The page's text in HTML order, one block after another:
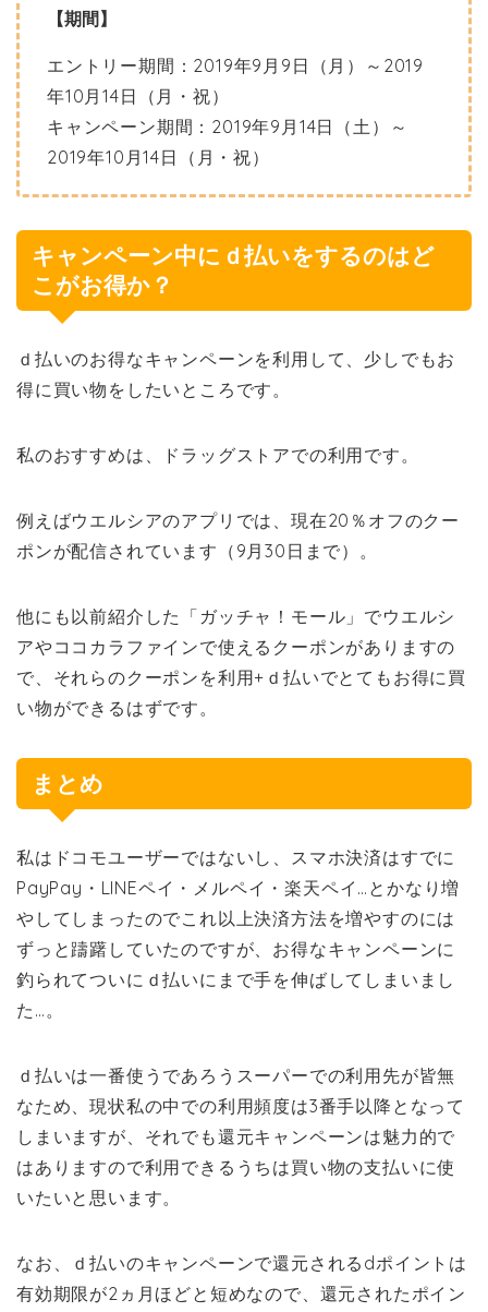
【期間】
エントリー期間：2019年9月9日（月）～2019
年10月14日（月・祝）
キャンペーン期間：2019年9月14日（土）～
2019年10月14日（月・祝）
キャンペーン中にｄ払いをするのはど
こがお得か？
ｄ払いのお得なキャンペーンを利用して、少しでもお
得に買い物をしたいところです。
私のおすすめは、ドラッグストアでの利用です。
例えばウエルシアのアプリでは、現在20％オフのクー
ポンが配信されています（9月30日まで）。
他にも以前紹介した「ガッチャ！モール」でウエルシ
アやココカラファインで使えるクーポンがありますの
で、それらのクーポンを利用+ｄ払いでとてもお得に買
い物ができるはずです。
まとめ
私はドコモユーザーではないし、スマホ決済はすでに
PayPay・LINEペイ・メルペイ・楽天ペイ…とかなり増
やしてしまったのでこれ以上決済方法を増やすのには
ずっと躊躇していたのですが、お得なキャンペーンに
釣られてついにｄ払いにまで手を伸ばしてしまいまし
た…。
ｄ払いは一番使うであろうスーパーでの利用先が皆無
なため、現状私の中での利用頻度は3番手以降となって
しまいますが、それでも還元キャンペーンは魅力的で
はありますので利用できるうちは買い物の支払いに使
いたいと思います。
なお、ｄ払いのキャンペーンで還元されるdポイントは
有効期限が2ヵ月ほどと短めなので、還元されたポイン